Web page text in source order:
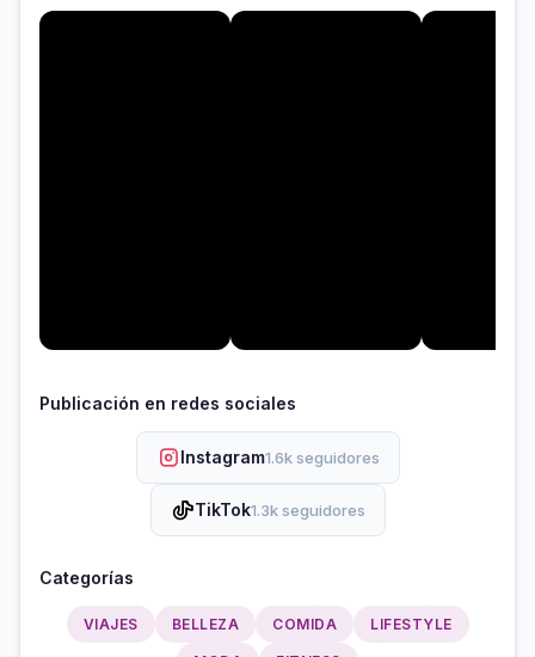
Publicación en redes sociales
Instagram1.6k seguidores
TikTok1.3k seguidores
Categorías
VIAJES BELLEZA COMIDA LIFESTYLE